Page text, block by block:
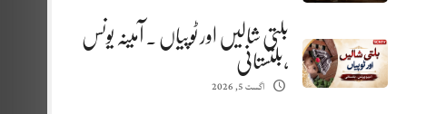
بلتی شالیں اور ٹوپیاں . آمینہ یونس
،بلتستانی
اگست 5, 2026